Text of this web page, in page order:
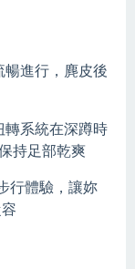
暢進行，麂皮後
轉系統在深蹲時
持足部乾爽
行體驗，讓妳